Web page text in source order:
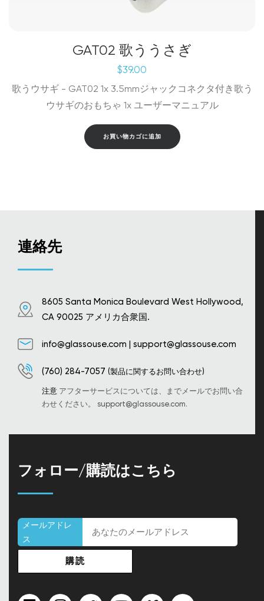
GAT02 歌ううさぎ
$39.00
歌うウサギ - GAT02 1x 3.5mmジャックコネクタ付き歌う
ウサギのおもちゃ 1x ユーザーマニュアル
お買い物カゴに追加
連絡先
8605 Santa Monica Boulevard West Hollywood,
CA 90025 アメリカ合衆国.
info@glassouse.com | support@glassouse.com
(760) 284-7057 (製品に関するお問い合わせ)
注意 アフターサービスについては、までメールでお問い合
わせください。 support@glassouse.com.
フォロー/購読はこちら
メールアドレ
ス